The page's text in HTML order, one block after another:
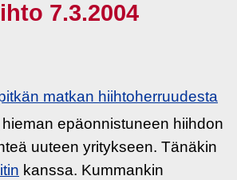
7.3.2004
matkan hiihtoherruudesta
hieman epäonnistuneen hiihdon
uuteen yritykseen. Tänäkin
kanssa. Kummankin